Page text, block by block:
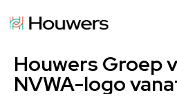
Houwers Groep
NVWA-logo